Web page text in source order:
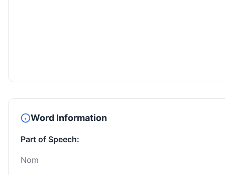
Word Information
Part of Speech:
Nom